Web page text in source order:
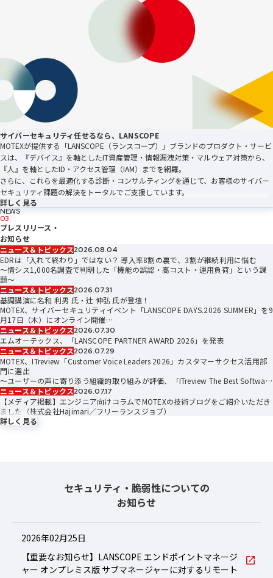
サイバーセキュリティ任せるなら、 LANSCOPE
MOTEXが提供する「LANSCOPE（ランスコープ）」ブランドのプロダクト・サービ
スは、『デバイス』を軸としたIT資産管理・情報漏洩対策・マルウェア対策から、
『人』を軸としたID・アクセス管理（IAM）までを網羅。
さらに、これらを最適化する診断・コンサルティングを通じて、お客様のサイバー
セキュリティ課題の解決をトータルでご支援しています。
詳しく見る
NEWS
03
プレスリリース・
お知らせ
ニュース＆トピックス2026.08.04
EDRは「入れて終わり」ではない？ 導入率8割の裏で、3割が継続利用に悩む
～情シス1,000名調査で判明した「機能の誤認・高コスト・運用負荷」という課
題〜
ニュース＆トピックス2026.07.31
基調講演に名和 利男 氏・辻 伸弘 氏が登壇！
MOTEX、サイバーセキュリティイベント「LANSCOPE DAYS.2026 SUMMER」を9
月17日（木）にオンライン開催
〜クラウド・AI時代に備える次世代のセキュリティ戦略を、経営・現場・技術の
視点で学ぶ〜
ニュース＆トピックス2026.07.30
エムオーテックス、「LANSCOPE PARTNER AWARD 2026」を発表
ニュース＆トピックス2026.07.29
MOTEX、ITreview「Customer Voice Leaders 2026」カスタマーサクセス活用部
門に選出
〜ユーザーの声に寄り添う組織的取り組みが評価、「ITreview The Best Software
in Japan 2026」でも“LANSCOPE エンドポイントマネージャー クラウド版”が26
位に選出〜
ニュース＆トピックス2026.07.17
【メディア掲載】エンジニア向けコラムでMOTEXの技術ブログをご紹介いただき
ました（株式会社Hajimari／フリーランスジョブ）
詳しく見る
セキュリティ・脆弱性についての
お知らせ
2026年02月25日
【重要なお知らせ】LANSCOPE エンドポイントマネージ
ャー オンプレミス版 サブマネージャーに対するリモート